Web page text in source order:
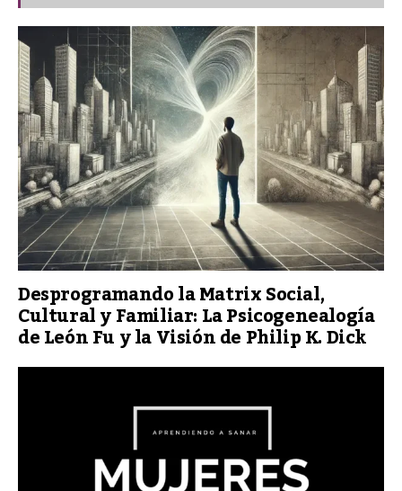
Desprogramando la Matrix Social,
Cultural y Familiar: La Psicogenealogía
de León Fu y la Visión de Philip K. Dick